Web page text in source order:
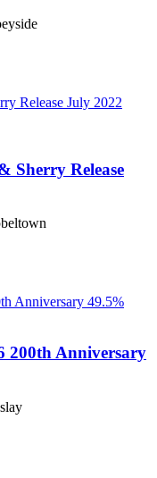
Sherry Release
200th Anniversary